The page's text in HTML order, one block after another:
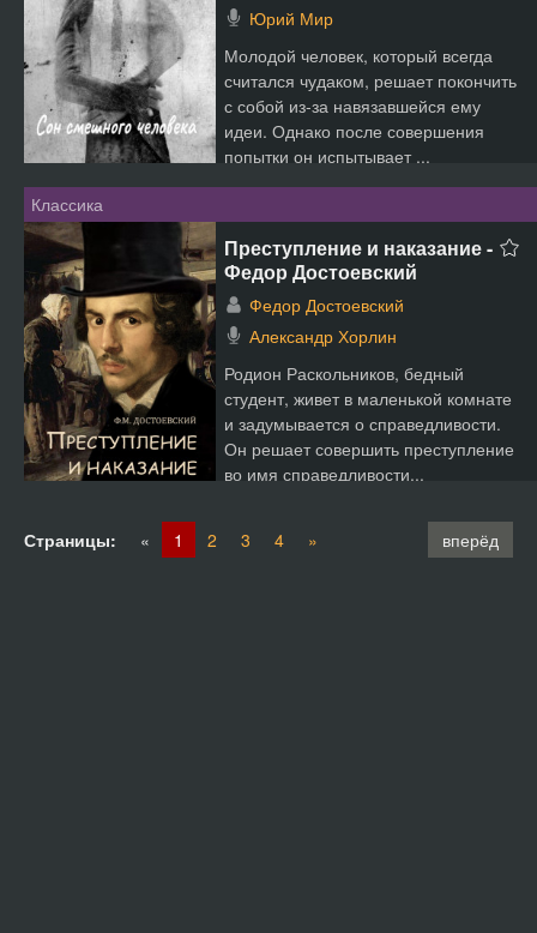
Юрий Мир
Молодой человек, который всегда
считался чудаком, решает покончить
с собой из-за навязавшейся ему
идеи. Однако после совершения
попытки он испытывает ...
Классика
Преступление и наказание -
Федор Достоевский
Федор Достоевский
Александр Хорлин
Родион Раскольников, бедный
студент, живет в маленькой комнате
и задумывается о справедливости.
Он решает совершить преступление
во имя справедливости...
вперёд
Страницы: « 1 2 3 4 »